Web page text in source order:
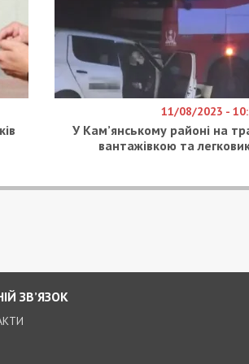
11/08/2023 -
У Кам’янському районі на
вантажівкою та
ЗВ’ЯЗОК